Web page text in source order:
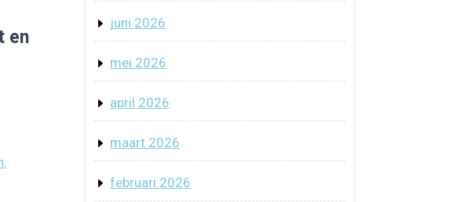
en
juni 2026
mei 2026
april 2026
maart 2026
februari 2026